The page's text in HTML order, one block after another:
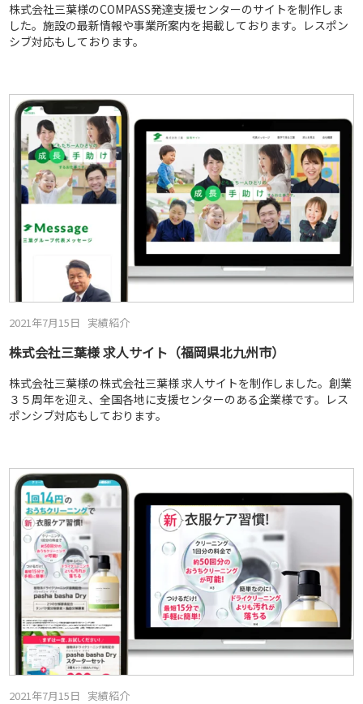
株式会社三葉様のCOMPASS発達支援センターのサイトを制作しま
した。施設の最新情報や事業所案内を掲載しております。レスポン
シブ対応もしております。
2021年7月15日 実績紹介
株式会社三葉様 求人サイト（福岡県北九州市）
株式会社三葉様の株式会社三葉様 求人サイトを制作しました。創業
３５周年を迎え、全国各地に支援センターのある企業様です。レス
ポンシブ対応もしております。
2021年7月15日 実績紹介